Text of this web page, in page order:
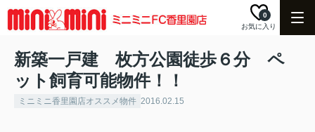
お気に入り
0
新築一戸建 枚方公園徒歩６分 ペ
ット飼育可能物件！！
ミニミニ香里園店オススメ物件 2016.02.15